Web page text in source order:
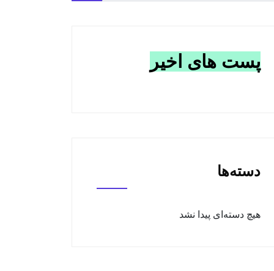
پست های اخیر
دسته‌ها
هیچ دسته‌ای پیدا نشد